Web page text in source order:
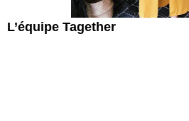
L’équipe Tagether